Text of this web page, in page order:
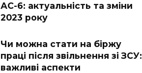
АС-6: актуальність та зміни
2023 року
Чи можна стати на біржу
праці після звільнення зі ЗСУ:
важливі аспекти